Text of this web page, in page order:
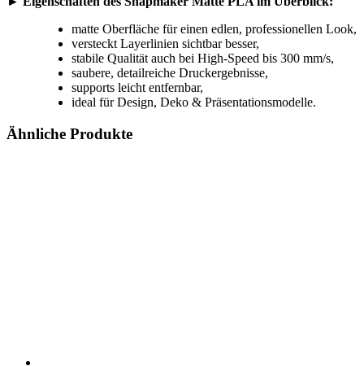
matte Oberfläche für einen edlen, professionellen Look,
versteckt Layerlinien sichtbar besser,
stabile Qualität auch bei High-Speed bis 300 mm/s,
saubere, detailreiche Druckergebnisse,
supports leicht entfernbar,
ideal für Design, Deko & Präsentationsmodelle.
Ähnliche Produkte